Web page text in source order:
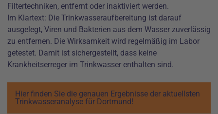
Filtertechniken, entfernt oder inaktiviert werden.
Im Klartext: Die Trinkwasseraufbereitung ist darauf
ausgelegt, Viren und Bakterien aus dem Wasser zuverlässig
zu entfernen. Die Wirksamkeit wird regelmäßig im Labor
getestet. Damit ist sichergestellt, dass keine
Krankheitserreger im Trinkwasser enthalten sind.
Hier finden Sie die genauen Ergebnisse der aktuellsten
Trinkwasseranalyse für Dortmund!